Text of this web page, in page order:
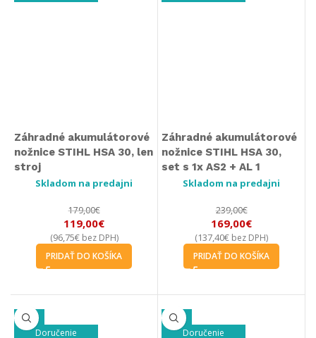
Záhradné akumulátorové
nožnice STIHL HSA 30, len
stroj
Skladom na predajni
179,00€
119,00€
(96,75€bez DPH)
PRIDAŤ DO KOŠÍKA
Záhradné akumulátorové
nožnice STIHL HSA 30,
set s 1x AS2 + AL 1
Skladom na predajni
239,00€
169,00€
(137,40€ bez DPH)
PRIDAŤ DO KOŠÍKA
-23%
Doručenie
-18%
Doručenie